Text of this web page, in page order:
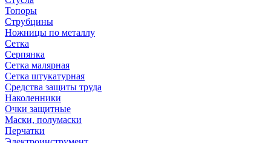
Топоры
Струбцины
Ножницы по металлу
Сетка
Серпянка
Сетка малярная
Сетка штукатурная
Средства защиты труда
Наколенники
Очки защитные
Маски, полумаски
Перчатки